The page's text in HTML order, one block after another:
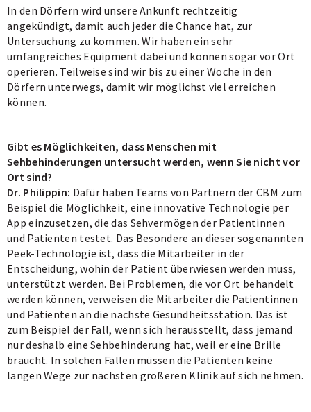
In den Dörfern wird unsere Ankunft rechtzeitig
angekündigt, damit auch jeder die Chance hat, zur
Untersuchung zu kommen. Wir haben ein sehr
umfangreiches Equipment dabei und können sogar vor Ort
operieren. Teilweise sind wir bis zu einer Woche in den
Dörfern unterwegs, damit wir möglichst viel erreichen
können.
Gibt es Möglichkeiten, dass Menschen mit
Sehbehinderungen untersucht werden, wenn Sie nicht vor
Ort sind?
Dr. Philippin: Dafür haben Teams von Partnern der CBM zum
Beispiel die Möglichkeit, eine innovative Technologie per
App einzusetzen, die das Sehvermögen der Patientinnen
und Patienten testet. Das Besondere an dieser sogenannten
Peek-Technologie ist, dass die Mitarbeiter in der
Entscheidung, wohin der Patient überwiesen werden muss,
unterstützt werden. Bei Problemen, die vor Ort behandelt
werden können, verweisen die Mitarbeiter die Patientinnen
und Patienten an die nächste Gesundheitsstation. Das ist
zum Beispiel der Fall, wenn sich herausstellt, dass jemand
nur deshalb eine Sehbehinderung hat, weil er eine Brille
braucht. In solchen Fällen müssen die Patienten keine
langen Wege zur nächsten größeren Klinik auf sich nehmen.